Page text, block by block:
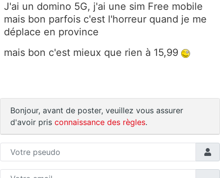
J'ai un domino 5G, j'ai une sim Free mobile
mais bon parfois c'est l'horreur quand je me
déplace en province
mais bon c'est mieux que rien à 15,99
Bonjour, avant de poster, veuillez vous assurer
d'avoir pris connaissance des règles.